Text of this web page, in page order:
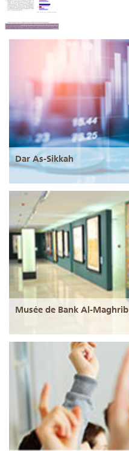
Dar As-Sikkah
Musée de Bank Al-Maghrib